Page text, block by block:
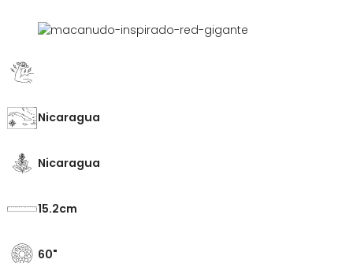
Nicaragua
Nicaragua
15.2
60